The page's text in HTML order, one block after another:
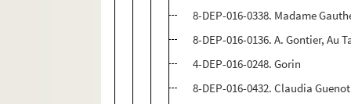
8-DEP-016-0338. Madame
8-DEP-016-0136. A. Gontier, Au
4-DEP-016-0248. Gorin
8-DEP-016-0432. Claudia Guenot